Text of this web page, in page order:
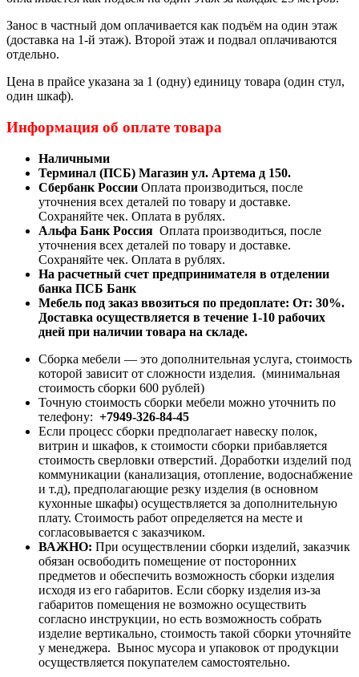
Занос в частный дом оплачивается как подъём на один этаж
(доставка на 1-й этаж). Второй этаж и подвал оплачиваются
отдельно.
Цена в прайсе указана за 1 (одну) единицу товара (один стул,
один шкаф).
Информация об оплате товара
Наличными
Терминал (ПСБ) Магазин ул. Артема д 150.
Сбербанк России Оплата производиться, после
уточнения всех деталей по товару и доставке.
Сохраняйте чек. Оплата в рублях.
Альфа Банк Россия Оплата производиться, после
уточнения всех деталей по товару и доставке.
Сохраняйте чек. Оплата в рублях.
На расчетный счет предпринимателя в отделении
банка ПСБ Банк
Мебель под заказ ввозиться по предоплате: От: 30%.
Доставка осуществляется в течение 1-10 рабочих
дней при наличии товара на складе.
Сборка мебели — это дополнительная услуга, стоимость
которой зависит от сложности изделия. (минимальная
стоимость сборки 600 рублей)
Точную стоимость сборки мебели можно уточнить по
телефону: +7949-326-84-45
Если процесс сборки предполагает навеску полок,
витрин и шкафов, к стоимости сборки прибавляется
стоимость сверловки отверстий. Доработки изделий под
коммуникации (канализация, отопление, водоснабжение
и т.д), предполагающие резку изделия (в основном
кухонные шкафы) осуществляется за дополнительную
плату. Стоимость работ определяется на месте и
согласовывается с заказчиком.
ВАЖНО: При осуществлении сборки изделий, заказчик
обязан освободить помещение от посторонних
предметов и обеспечить возможность сборки изделия
исходя из его габаритов. Если сборку изделия из-за
габаритов помещения не возможно осуществить
согласно инструкции, но есть возможность собрать
изделие вертикально, стоимость такой сборки уточняйте
у менеджера. Вынос мусора и упаковок от продукции
осуществляется покупателем самостоятельно.